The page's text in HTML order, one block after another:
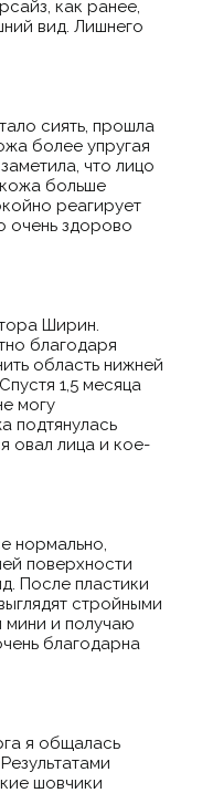
как ранее,
вид. Лишнего
сиять, прошла
более упругая
что лицо
больше
реагирует
очень здорово
Ширин.
благодаря
область нижней
1,5 месяца
могу
подтянулась
овал лица и кое-
нормально,
поверхности
После пластики
стройными
мини и получаю
благодарна
я общалась
шовчики